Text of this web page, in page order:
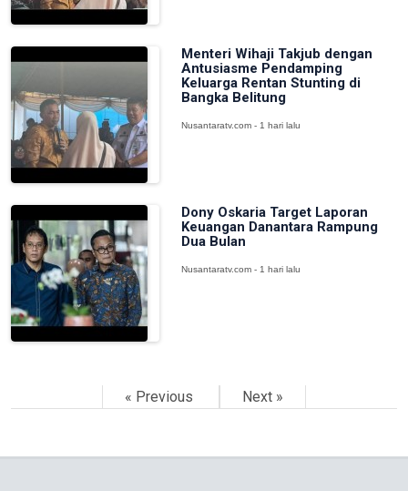
Menteri Wihaji Takjub dengan
Antusiasme Pendamping
Keluarga Rentan Stunting di
Bangka Belitung
Nusantaratv.com - 1 hari lalu
Dony Oskaria Target Laporan
Keuangan Danantara Rampung
Dua Bulan
Nusantaratv.com - 1 hari lalu
« Previous Next »